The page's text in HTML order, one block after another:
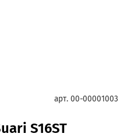
арт. 00-00001003
S16ST